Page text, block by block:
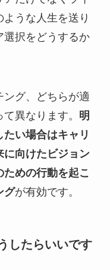
うな人生を送り
選択をどうするか
グ、どちらが適
異なります。 明
い場合はキャリ
に向けたビジョン
めの行動を起こ
グが有効です。
したらいいです